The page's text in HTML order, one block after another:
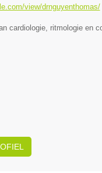
view/drnguyenthomas/|
cardiologie, ritmologie en